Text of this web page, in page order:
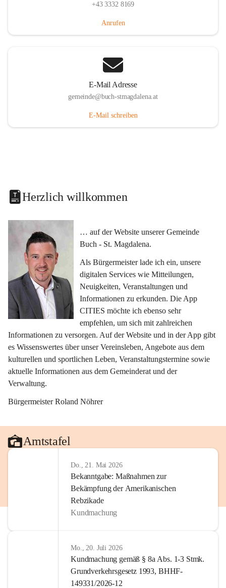
+43 3332 8169
Anrufen
E-Mail Adresse
gemeinde@buch-stmagdalena.at
E-Mail schreiben
Herzlich willkommen
… auf der Website unserer Gemeinde
Buch - St. Magdalena.
Als Bürgermeister lade ich ein, unsere
digitalen Services wie Mitteilungen,
Neuigkeiten, Veranstaltungen und
Informationen zu erkunden. Die App
CITIES möchte ich ebenso sehr
empfehlen, um sich mit zahlreichen
Informationen zu versorgen. Auf der Website und in der App gibt
es Wissenswertes über unser Vereinsleben, Angebote aus dem
kulturellen und sportlichen Leben, Veranstaltungstermine sowie
aktuelle Informationen aus dem Gemeinderat und der
Verwaltung.
Bürgermeister Roland Nöhrer
Amtstafel
Do., 21. Mai 2026
Bekanntgabe: Maßnahmen zur
Bekämpfung der Amerikanischen
Rebzikade
Kundmachung
Mo., 20. Juli 2026
Kundmachung gemäß § 8a Abs. 1-3 Stmk.
Grundverkehrsgesetz 1993, BHHF-
149331/2026-12